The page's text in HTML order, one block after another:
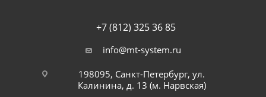
+7 (812) 325 36 85
info@mt-system.ru
198095, Санкт-Петербург, ул.
Калинина, д. 13 (м. Нарвская)